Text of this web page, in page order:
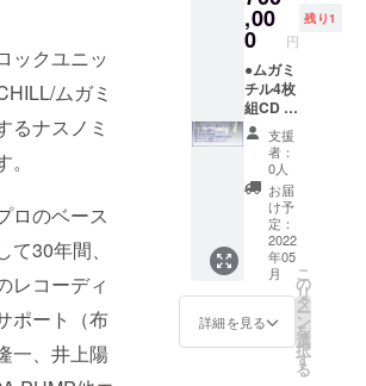
ックユニッ
ムガミ
るナスノミ
ロのベース
30年間、
レコーディ
ポート（布
一、井上陽
知らせ
いたし
ます。
なお、
当日の
交通
費、会
場での
ドリン
ク代等
につき
まして
は別途
必要と
なりま
す。ご
了承く
ださ
曲に命
名する
かの選
択はで
きませ
ん。）
双方納
得いく
のタイ
トルに
するた
め、こ
ちらよ
り変
更、修
正のご
提案を
させて
ご希望
のタイ
トルの
記入を
よろし
くお願
い致し
ます。
いくつ
か候補
を挙げ
ていた
だき、
その中
から必
ず採用
致しま
す。双
,00
0 円
残り1
●ムガミ
チル4枚
組CD ●
ライブ
への永
年ご招
待（限
定1名）
ムガミ
チルが
活動し
ている
限り、
ご希望
のライ
支援
者：
0人
お届
け予
定：
2022
年05
月
詳細を見る
こ
の
リ
タ
ー
ン
を
選
択
す
る